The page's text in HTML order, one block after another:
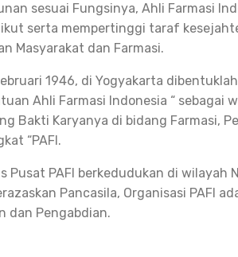
sesuai Fungsinya, Ahli Farmasi
serta mempertinggi taraf
Masyarakat dan Farmasi.
1946, di Yogyakarta
Ahli Farmasi Indonesia “ sebagai
Bakti Karyanya di bidang Farmasi,
“PAFI.
Pusat PAFI berkedudukan di wilayah
Pancasila, Organisasi PAFI
dan Pengabdian.